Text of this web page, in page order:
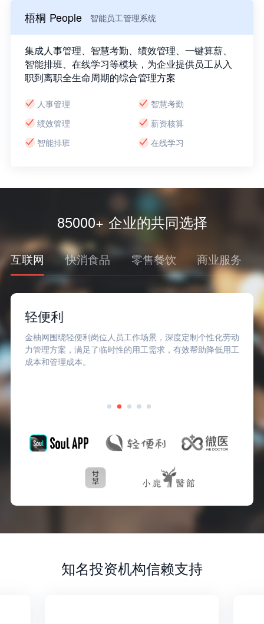
梧桐 People 智能员工管理系统
集成人事管理、智慧考勤、绩效管理、一键算薪、
智能排班、在线学习等模块，为企业提供员工从入
职到离职全生命周期的综合管理方案
人事管理
智慧考勤
绩效管理
薪资核算
智能排班
在线学习
85000+ 企业的共同选择
互联网 快消食品 零售餐饮 商业服务
轻便利
金柚网围绕轻便利岗位人员工作场景，深度定制个性化劳动
力管理方案，满足了临时性的用工需求，有效帮助降低用工
成本和管理成本。
知名投资机构信赖支持